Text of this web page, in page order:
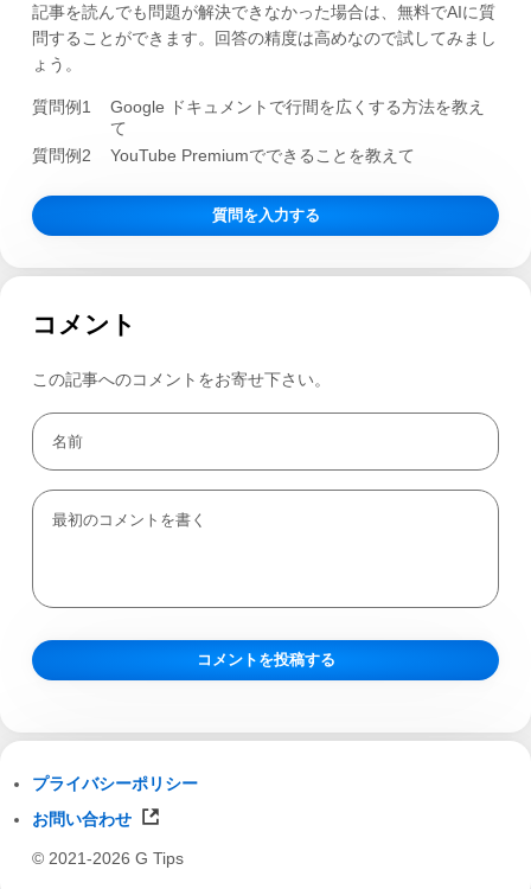
記事を読んでも問題が解決できなかった場合は、無料でAIに質
問することができます。回答の精度は高めなので試してみまし
ょう。
質問例1
Google ドキュメントで行間を広くする方法を教え
て
質問例2
YouTube Premiumでできることを教えて
質問を入力する
コメント
この記事へのコメントをお寄せ下さい。
プライバシーポリシー
お問い合わせ
© 2021-2026 G Tips